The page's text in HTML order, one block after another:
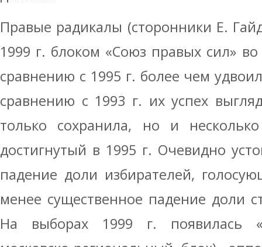
Правые радикалы (сторонники Е.
1999 г. блоком «Союз правых сил»
сравнению с 1995 г. более чем
сравнению с 1993 г. их успех
только сохранила, но и
достигнутый в 1995 г. Очевидно
падение доли избирателей,
менее существенное падение доли
На выборах 1999 г. появилась